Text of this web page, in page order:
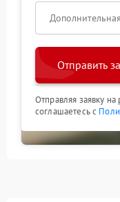
Отправить
Отправляя заявку
соглашаетесь с